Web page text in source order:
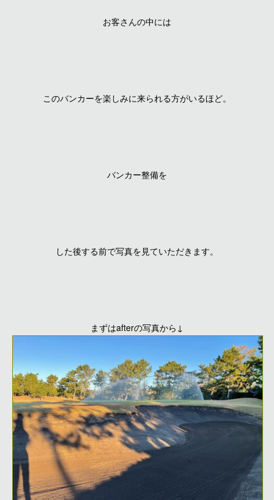
お客さんの中には
このバンカーを楽しみに来られる方がいるほど。
バンカー整備を
した後する前で写真を見ていただきます。
まずはafterの写真から↓